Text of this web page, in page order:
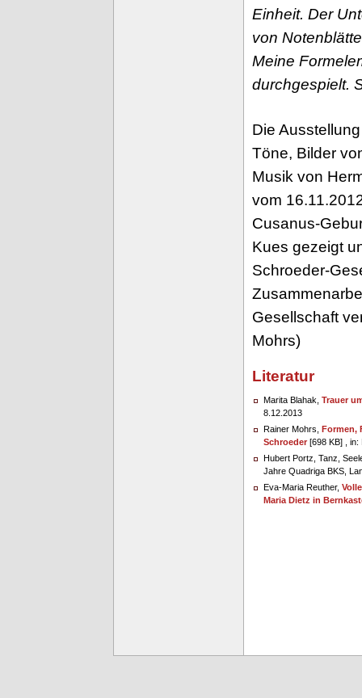
Einheit. Der
von
Meine
durchgespielt.
Die
Töne, Bilder
Musik von
vom
Cusanus-
Kues gezeigt
Schroeder-
Gesellschaft
Mohrs)
Literatur
Marita Blahak, Trauer
8.12.2013
Rainer Mohrs, Formen,
Schroeder [698 KB] , in:
Hubert Portz, Tanz,
Jahre Quadriga BKS,
Eva-Maria Reuther,
Maria Dietz in